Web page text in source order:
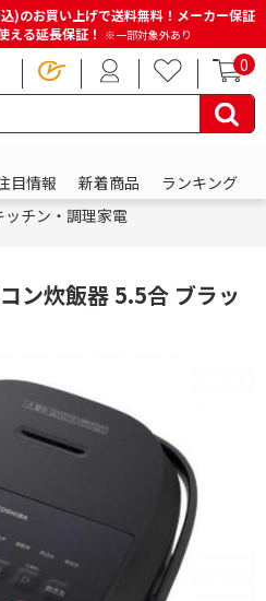
)のお買い上げで送料無料！メーカー保証
える延長保証！ ※一部対象外あり
0
目情報 新着商品
ランキング
ッチン・調理家電
ン炊飯器 5.5合 ブラッ